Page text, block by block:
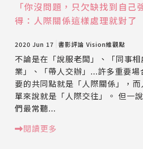
「你沒問題，只欠缺找到自己
得：人際關係這樣處理就對了
2020 Jun 17 書影評論 Vision維觀點
不論是在「說服老闆」、「同事
業」、「帶人交辦」...許多重要
要的共同點就是「人際關係」，
單來說就是「人際交往」。 但一
們最常聽...
閱讀更多